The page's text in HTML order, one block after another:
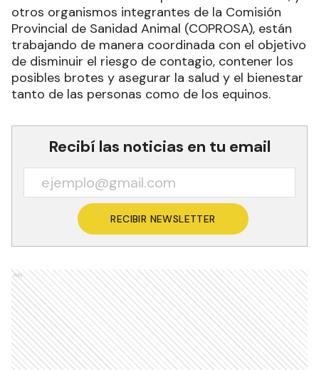
otros organismos integrantes de la Comisión
Provincial de Sanidad Animal (COPROSA), están
trabajando de manera coordinada con el objetivo
de disminuir el riesgo de contagio, contener los
posibles brotes y asegurar la salud y el bienestar
tanto de las personas como de los equinos.
Recibí las noticias en tu email
RECIBIR NEWSLETTER
Ads